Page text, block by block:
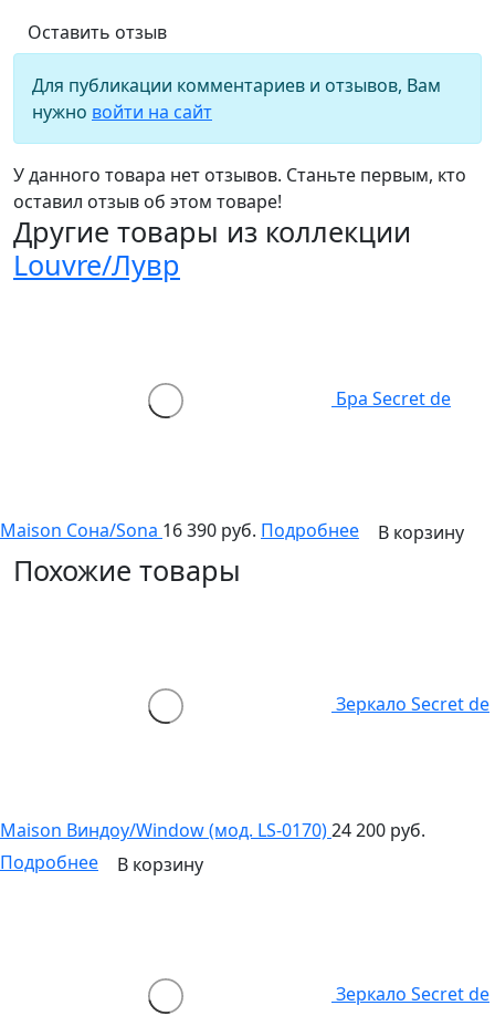
Оставить отзыв
Для публикации комментариев и отзывов, Вам
нужно войти на сайт
У данного товара нет отзывов. Станьте первым, кто
оставил отзыв об этом товаре!
Другие товары из коллекции
Louvre/Лувр
Бра Secret de
Maison Сона/Sona 16 390 руб. Подробнее В корзину
Похожие товары
Зеркало Secret de
Maison Виндоу/Window (мод. LS-0170)24 200 руб.
Подробнее
В корзину
Зеркало Secret de